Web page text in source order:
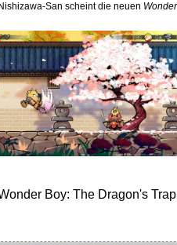
Nishizawa-San scheint die neuen
Boy: The Dragon's